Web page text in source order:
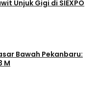
Unjuk Gigi di SIEXPO
Bawah Pekanbaru:
M